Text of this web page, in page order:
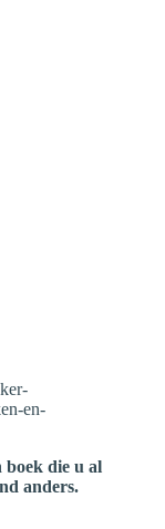
en-
boek die u al
anders.